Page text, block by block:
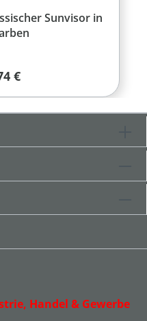
Sunvisor in
Preis:
€
Handel & Gewerbe